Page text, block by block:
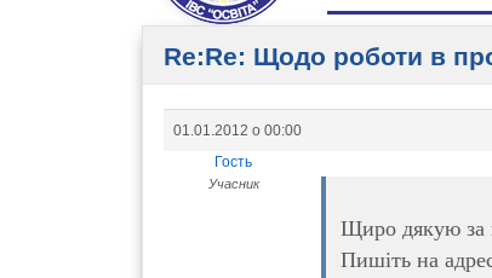
Re:Re: Щодо роботи в
01.01.2012 о 00:00
Гость
Учасник
Щиро дякую за
Пишіть на